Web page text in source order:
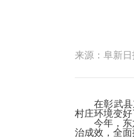
来源：阜新日
在彰武县东
村庄环境变
今年，东六
治成效，全